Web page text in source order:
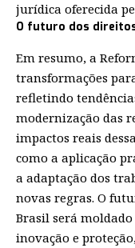
jurídica oferecida
O futuro dos
Em resumo, a
transformações
refletindo
modernização das
impactos reais
como a aplicação
a adaptação dos
novas regras. O
Brasil será
inovação e